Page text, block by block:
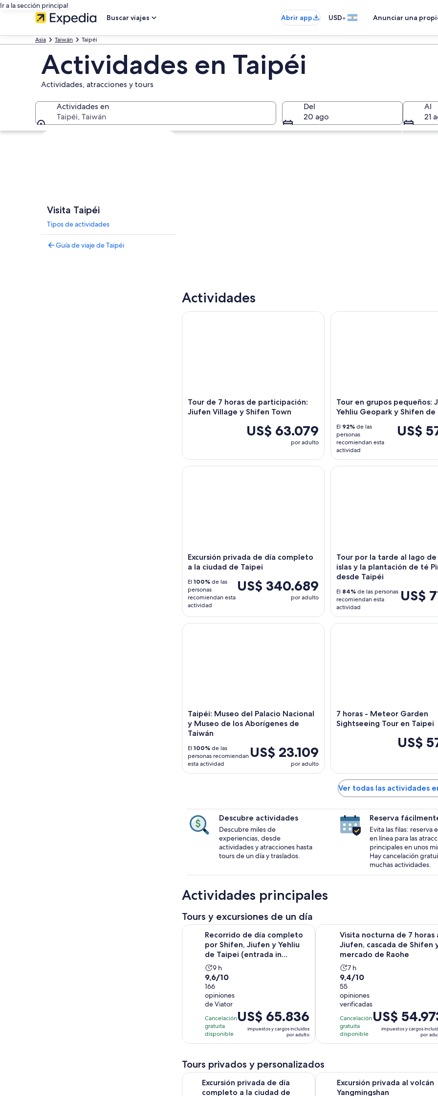
Ir a la sección principal
Buscar viajes
Abrir app USD• Anunciar una
Asia Taiwán Taipéi
Actividades en Taipéi
Actividades, atracciones y tours
Actividades en
Taipéi, Taiwán
Del
20 ago
Al
21
Ver mapa
Visita Taipéi
Tipos de actividades
Guía de viaje de Taipéi
Un paisaje urbano al atardecer con rascacielos
Actividades
Tour de 7 horas de participación:
Jiufen Village y Shifen Town
US$ 63.079
por adulto
Tour de 7 horas de participación: Jiufen Village y Shifen Town
Tour en grupos pequeños:
Yehliu Geopark y Shifen de
US$
El 92% de las
personas
recomiendan esta
actividad
Tour en grupos pequeños:
Excursión privada de día completo
a la ciudad de Taipei
US$ 340.689
por adulto
El 100% de las
personas
recomiendan esta
actividad
Excursión privada de día completo a la ciudad de Taipei
Tour por la tarde al lago de
islas y la plantación de té
desde Taipéi
US$
El 84% de las personas
recomiendan esta
actividad
Tour por la tarde al lago de
Taipéi: Museo del Palacio Nacional
y Museo de los Aborígenes de
Taiwán
US$ 23.109
por adulto
El 100% de las
personas recomiendan
esta actividad
Taipéi: Museo del Palacio Nacional y Museo de los Aborígenes de Taiwán
7 horas - Meteor Garden
Sightseeing Tour en Taipei
US$
7 horas - Meteor Garden
Ver todas las actividades
Descubre actividades
Descubre miles de
experiencias, desde
actividades y atracciones hasta
tours de un día y traslados.
Reserva
Evita las filas: reserva
en línea para las
principales en unos
Hay cancelación
muchas actividades.
Actividades principales
Tours y excursiones de un día
Recorrido de día completo
por Shifen, Jiufen y Yehliu
de Taipei (entrada in...
La
actividad
dura
9
horas
9 h
9.6
de
10
con
166
opiniones
9,6/10
166
opiniones
de Viator
Cancelación
gratuita
disponible
El
precio
de
por
adulto
US$ 65.836
impuestos y cargos incluidos
por adulto
Recorrido de día completo por Shifen, Jiufen y Yehliu de Taipei
Visita nocturna de 7 horas
Jiufen, cascada de Shifen
mercado de Raohe
La
actividad
dura
7
horas
7 h
9.4
de
10
con
55
opiniones
9,4/10
55
opiniones
verificadas
Cancelación
gratuita
disponible
El
precio
de
adulto
US$
impuestos y cargos
por
Visita nocturna de 7 horas a
Tours privados y personalizados
Excursión privada de día
completo a la ciudad de
Excursión privada de día completo a la ciudad de Taipei Se abrirá en una
Excursión privada al volcán
Yangmingshan
Excursión privada al volcán